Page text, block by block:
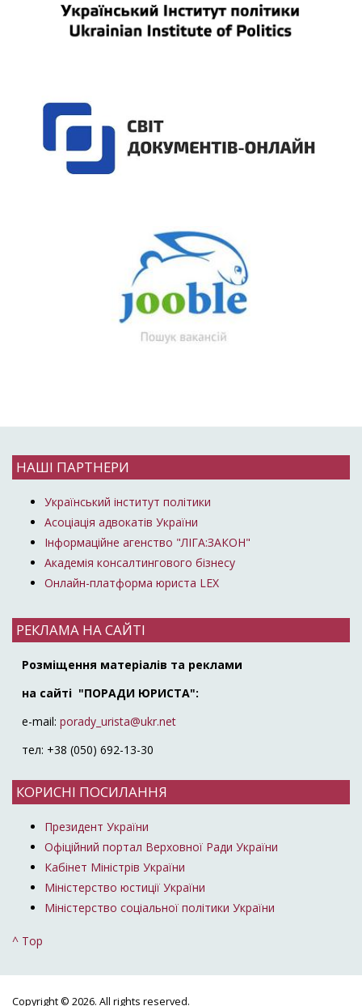
НАШІ ПАРТНЕРИ
Український інститут політики
Асоціація адвокатів України
Інформаційне агенство "ЛІГА:ЗАКОН"
Академія консалтингового бізнесу
Онлайн-платформа юриста LEX
РЕКЛАМА НА САЙТІ
Розміщення матеріалів та реклами
на сайті "ПОРАДИ ЮРИСТА":
e-mail: porady_urista@ukr.net
тел: +38 (050) 692-13-30
КОРИСНІ ПОСИЛАННЯ
Президент України
Офіційний портал Верховної Ради України
Кабінет Міністрів України
Міністерство юстиції України
Міністерство соціальної політики України
^ Top
Copyright © 2026. All rights reserved.